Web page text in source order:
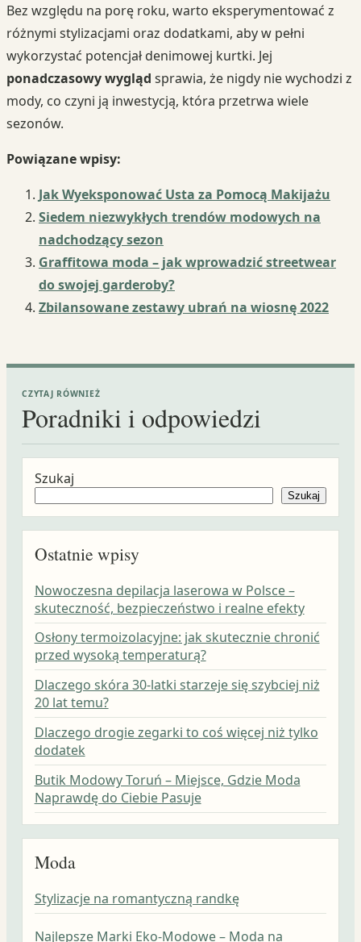
Bez względu na porę roku, warto eksperymentować z
różnymi stylizacjami oraz dodatkami, aby w pełni
wykorzystać potencjał denimowej kurtki. Jej
ponadczasowy wygląd sprawia, że nigdy nie wychodzi z
mody, co czyni ją inwestycją, która przetrwa wiele
sezonów.
Powiązane wpisy:
Jak Wyeksponować Usta za Pomocą Makijażu
Siedem niezwykłych trendów modowych na
nadchodzący sezon
Graffitowa moda – jak wprowadzić streetwear
do swojej garderoby?
Zbilansowane zestawy ubrań na wiosnę 2022
CZYTAJ RÓWNIEŻ
Poradniki i odpowiedzi
Szukaj
Szukaj
Ostatnie wpisy
Nowoczesna depilacja laserowa w Polsce –
skuteczność, bezpieczeństwo i realne efekty
Osłony termoizolacyjne: jak skutecznie chronić
przed wysoką temperaturą?
Dlaczego skóra 30-latki starzeje się szybciej niż
20 lat temu?
Dlaczego drogie zegarki to coś więcej niż tylko
dodatek
Butik Modowy Toruń – Miejsce, Gdzie Moda
Naprawdę do Ciebie Pasuje
Moda
Stylizacje na romantyczną randkę
Najlepsze Marki Eko-Modowe – Moda na